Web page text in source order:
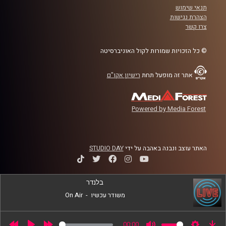
לשנה הקרובה
קרדיט תמונות:
תנאי שימוש
הצהרת נגישות
צרו קשר
© כל הזכויות שמורות לקול האוניברסיטה
אתר זה מופעל תחת רישיון אקו"ם
Powered by Media Forest
האתר עוצב ונבנה באהבה על ידיSTUDIO DAY
בלנדר
משודר עכשיו -
On Air